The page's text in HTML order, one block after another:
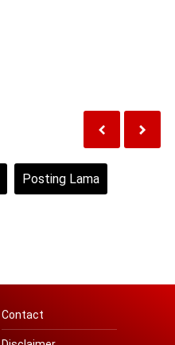
Posting Lama
Contact